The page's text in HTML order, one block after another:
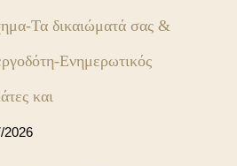
Τα δικαιώματά σας &
Ενημερωτικός
και
2026